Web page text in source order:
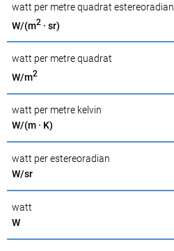
watt per metre quadrat estereoradian
W/(m2 · sr)
watt per metre quadrat
W/m2
watt per metre kelvin
W/(m · K)
watt per estereoradian
W/sr
watt
W